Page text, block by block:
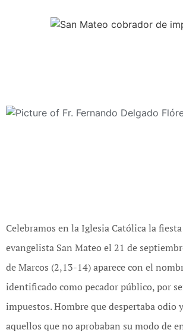
Celebramos en la Iglesia Católica la
evangelista San Mateo el 21 de
de Marcos (2,13-14) aparece con el
identificado como pecador público, por
impuestos. Hombre que despertaba odio
aquellos que no aprobaban su modo de